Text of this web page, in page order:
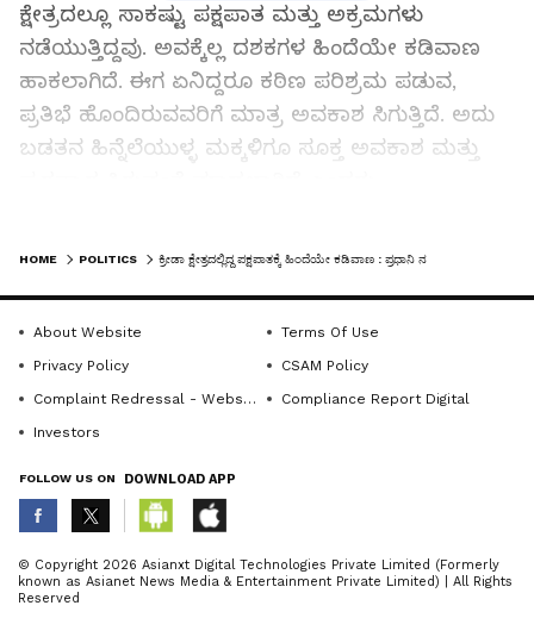
ಕ್ಷೇತ್ರದಲ್ಲೂ ಸಾಕಷ್ಟು ಪಕ್ಷಪಾತ ಮತ್ತು ಅಕ್ರಮಗಳು
ನಡೆಯುತ್ತಿದ್ದವು. ಅವಕ್ಕೆಲ್ಲ ದಶಕಗಳ ಹಿಂದೆಯೇ ಕಡಿವಾಣ
ಹಾಕಲಾಗಿದೆ. ಈಗ ಏನಿದ್ದರೂ ಕಠಿಣ ಪರಿಶ್ರಮ ಪಡುವ,
ಪ್ರತಿಭೆ ಹೊಂದಿರುವವರಿಗೆ ಮಾತ್ರ ಅವಕಾಶ ಸಿಗುತ್ತಿದೆ. ಅದು
ಬಡತನ ಹಿನ್ನೆಲೆಯುಳ್ಳ ಮಕ್ಕಳಿಗೂ ಸೂಕ್ತ ಅವಕಾಶ ಮತ್ತು
ಕ್ರೀಡಾ ಕ್ಷೇತ್ರದ ಬಜೆಟ್‌ ಕೂಡ ಹೆಚ್ಚಳ ಮಾಡಲಾಗಿದೆ.
2014ಕ್ಕೂ ಮುನ್ನ 1,200 ಕೋಟಿ ರು.ಗಳಷ್ಟು ಅನುದಾನ ನಿಗದಿ
ಮಾಡಲಾಗುತ್ತಿತ್ತು. ಈಗ 3 ಸಾವಿರ ಕೋಟಿ ರು.ಗೂ ಹೆಚ್ಚಿನ
ಅನುದಾನ ನೀಡಲಾಗುತ್ತಿದೆ. ಫಿಟ್‌ ಇಂಡಿಯಾ, ಖೇಲೋ
ಇಂಡಿಯಾ, ಸಂಸದ ಖೇಲ್‌ ಮಹೋತ್ಸವದಂತಹ
ಕಾರ್ಯಕ್ರಮಗಳನ್ನು ರೂಪಿಸುವ ಮೂಲಕ ಯುವಜನರಿಗೆ
ಪ್ರೋತ್ಸಾಹ ನೀಡುವ ಕೆಲಸ ಮಾಡಲಾಗುತ್ತಿದೆ ಎಂದು
ತಿಳಿಸಿದರು.
Related Articles
ABOUT THE AUTHOR
K KannadaprabhaNewsNetwork
HOME POLITICS
About Website
Terms Of Use
Privacy Policy
CSAM Policy
Complaint Redressal - Website
Compliance Report Digital
Investors
FOLLOW US ON DOWNLOAD APP
© Copyright 2026 Asianxt Digital Technologies Private Limited (Formerly
known as Asianet News Media & Entertainment Private Limited) | All Rights
Reserved